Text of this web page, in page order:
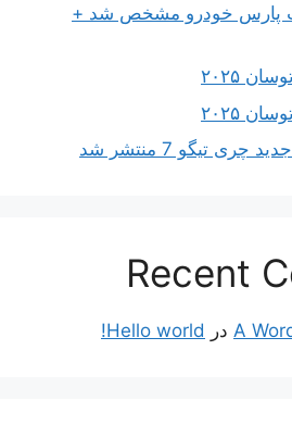
پارس خودرو مشخص شد +
۲۰۲۵
۲۰۲۵
تیگو 7 منتشر شد
Recent
A در Hello world!